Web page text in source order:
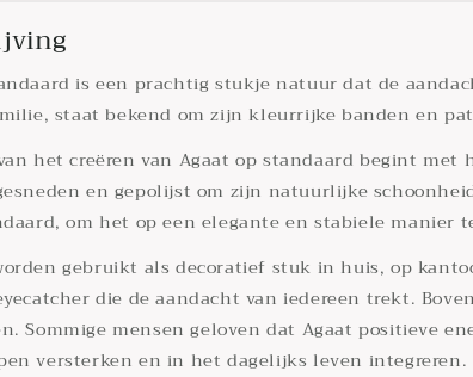
is een prachtig stukje natuur dat de
staat bekend om zijn kleurrijke banden en
het creëren van Agaat op standaard begint
en gepolijst om zijn natuurlijke
om het op een elegante en stabiele manier
gebruikt als decoratief stuk in huis, op
die de aandacht van iedereen trekt.
Sommige mensen geloven dat Agaat positieve
versterken en in het dagelijks leven integreren.